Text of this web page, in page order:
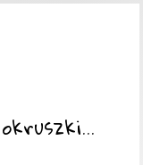
okruszki...